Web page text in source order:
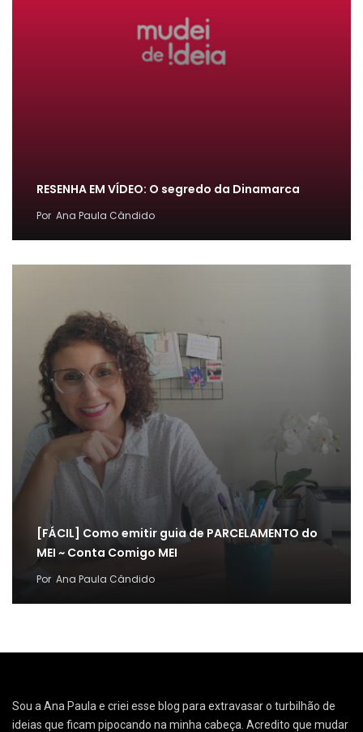
RESENHA EM VÍDEO: O segredo da Dinamarca
Por Ana Paula Cândido
[FÁCIL] Como emitir guia de PARCELAMENTO do
MEI ~ Conta Comigo MEI
Por Ana Paula Cândido
Sou a Ana Paula e criei esse blog para extravasar o turbilhão de
ideias que ficam pipocando na minha cabeça. Acredito que mudar